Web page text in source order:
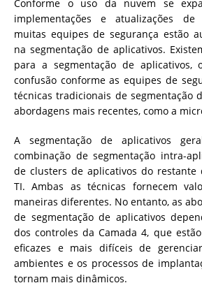
Conforme o uso da nuvem se
implementações e atualizações de
muitas equipes de segurança estão
na segmentação de aplicativos.
para a segmentação de
confusão conforme as equipes de
técnicas tradicionais de segmentação
abordagens mais recentes, como a
A segmentação de aplicativos
combinação de segmentação intra-
de clusters de aplicativos do
TI. Ambas as técnicas fornecem
maneiras diferentes. No entanto, as
de segmentação de aplicativos
dos controles da Camada 4, que
eficazes e mais difíceis de
ambientes e os processos de
tornam mais dinâmicos.